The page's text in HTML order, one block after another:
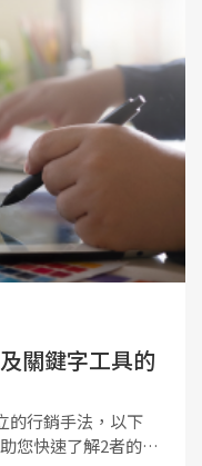
關鍵字工具的
的行銷手法，以下
您快速了解2者的差